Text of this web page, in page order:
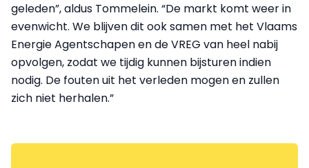
geleden”, aldus Tommelein. “De markt komt weer in
evenwicht. We blijven dit ook samen met het Vlaams
Energie Agentschapen en de VREG van heel nabij
opvolgen, zodat we tijdig kunnen bijsturen indien
nodig. De fouten uit het verleden mogen en zullen
zich niet herhalen.”